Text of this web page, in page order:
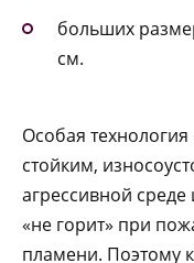
больших
см.
Особая
стойким,
агрессивной
«не горит» при
пламени. Поэтому